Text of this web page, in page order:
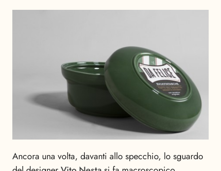
Ancora una volta, davanti allo specchio, lo sguardo